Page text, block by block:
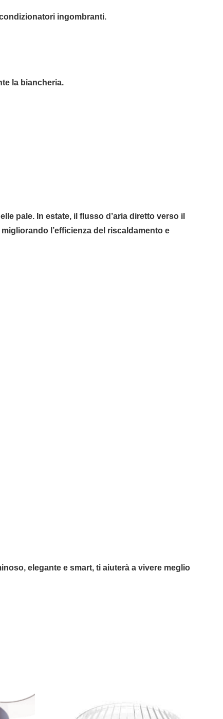
ingombranti.
la biancheria.
pale. In estate, il flusso d’aria diretto verso il
l’efficienza del riscaldamento e
elegante e smart, ti aiuterà a vivere meglio